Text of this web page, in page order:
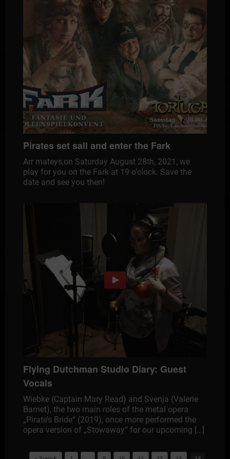
Pirates set sail and enter the Fark
Arr mateys,on Saturday August 28th, 2021, we
play for you on the Fark at 19 o’clock. Save the
date and see you then!
Flying Dutchman Studio Diary: Guest
Vocals
Wiebke (Captain Mary Read) and Svenja (Valerie
Barnet), the two main roles of the metal opera
„Pirate’s Bride“ (2019), once more performed the
opera version of „Stowaway“ for our upcoming […]
Post navigation